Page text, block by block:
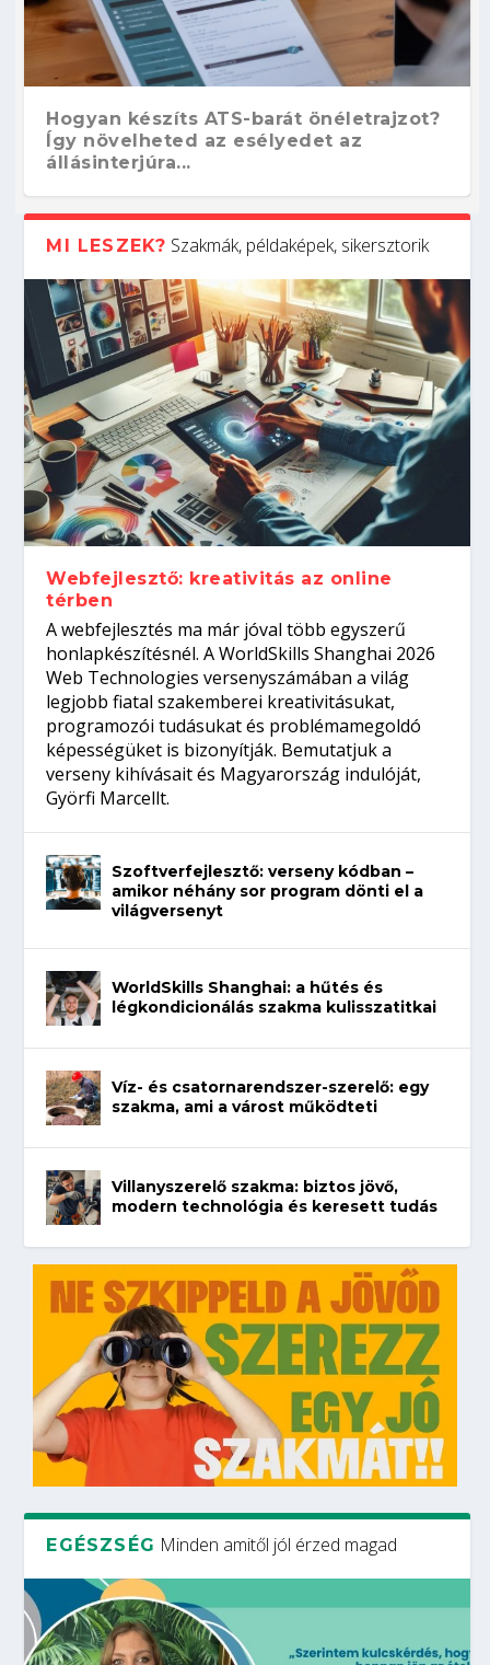
Hogyan készíts ATS-barát önéletrajzot?
Így növelheted az esélyedet az
állásinterjúra...
Kitalálod, mire használják ezeket a
gépeket?
Nem sikerült az egyetemi felvételi?
Tanulj szakmát!
Szoftverfejlesztő: verseny kódban –
amikor néhány sor program dönti el a
világversenyt...
Digitális detox – hogyan kapcsolódj ki
telefon nélkül?
MI LESZEK? Szakmák, példaképek, sikersztorik
Webfejlesztő: kreativitás az online
térben
A webfejlesztés ma már jóval több egyszerű
honlapkészítésnél. A WorldSkills Shanghai 2026
Web Technologies versenyszámában a világ
legjobb fiatal szakemberei kreativitásukat,
programozói tudásukat és problémamegoldó
képességüket is bizonyítják. Bemutatjuk a
verseny kihívásait és Magyarország indulóját,
Györfi Marcellt.
Szoftverfejlesztő: verseny kódban –
amikor néhány sor program dönti el a
világversenyt
WorldSkills Shanghai: a hűtés és
légkondicionálás szakma kulisszatitkai
Víz- és csatornarendszer-szerelő: egy
szakma, ami a várost működteti
Villanyszerelő szakma: biztos jövő,
modern technológia és keresett tudás
EGÉSZSÉG Minden amitől jól érzed magad